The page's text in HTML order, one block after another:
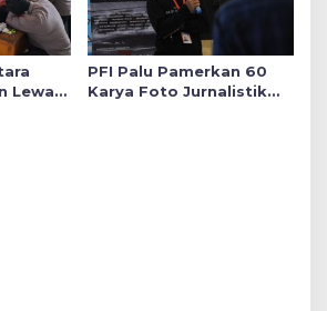
Lewat
PFI Palu Pamerkan 60
Karya Foto Jurnalistik